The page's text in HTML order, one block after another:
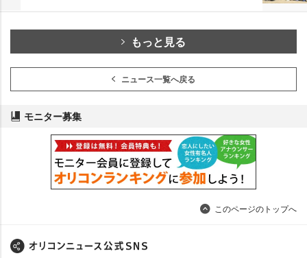
もっと見る
ニュース一覧へ戻る
モニター募集
このページのトップへ